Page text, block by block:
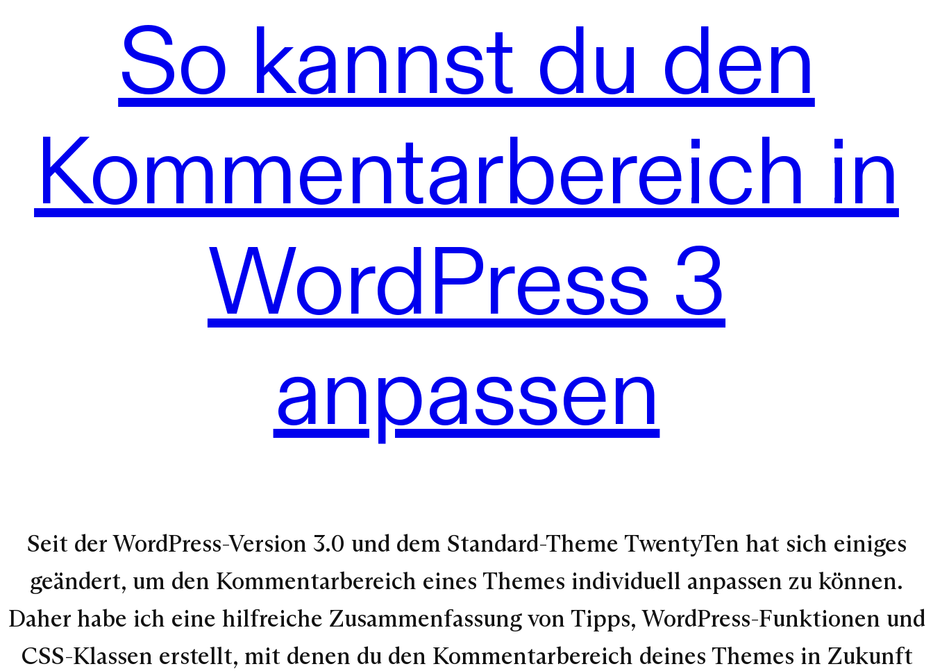
So kannst du den
Kommentarbereich in
WordPress 3
anpassen
Seit der WordPress-Version 3.0 und dem Standard-Theme TwentyTen hat sich einiges
geändert, um den Kommentarbereich eines Themes individuell anpassen zu können.
Daher habe ich eine hilfreiche Zusammenfassung von Tipps, WordPress-Funktionen und
CSS-Klassen erstellt, mit denen du den Kommentarbereich deines Themes in Zukunft